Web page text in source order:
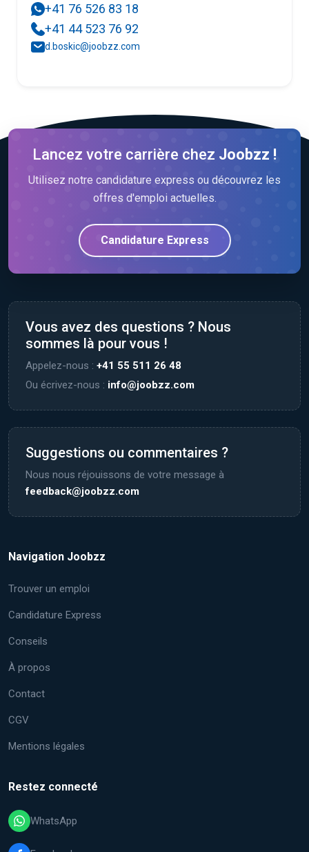
+41 76 526 83 18
+41 44 523 76 92
d.boskic@joobzz.com
Lancez votre carrière chez Joobzz !
Utilisez notre candidature express ou découvrez les
offres d'emploi actuelles.
Candidature Express
Vous avez des questions ? Nous
sommes là pour vous !
Appelez-nous : +41 55 511 26 48
Ou écrivez-nous : info@joobzz.com
Suggestions ou commentaires ?
Nous nous réjouissons de votre message à
feedback@joobzz.com
Navigation Joobzz
Trouver un emploi
Candidature Express
Conseils
À propos
Contact
CGV
Mentions légales
Restez connecté
WhatsApp